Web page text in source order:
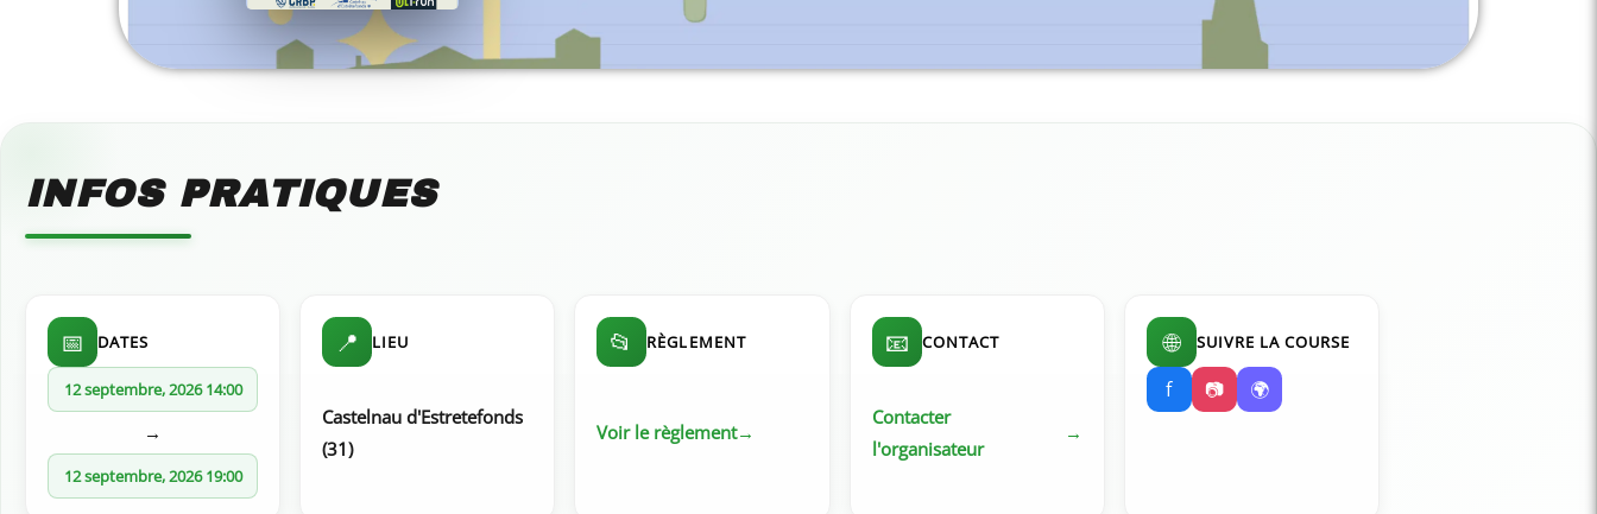
INFOS PRATIQUES
📅 DATES
12 septembre, 2026 14:00
→
12 septembre, 2026 19:00
📍 LIEU
Castelnau d'Estretefonds
(31)
📂 RÈGLEMENT
Voir le règlement
📧 CONTACT
Contacter
l'organisateur
🌐 SUIVRE LA COURSE
f 📷 🌍